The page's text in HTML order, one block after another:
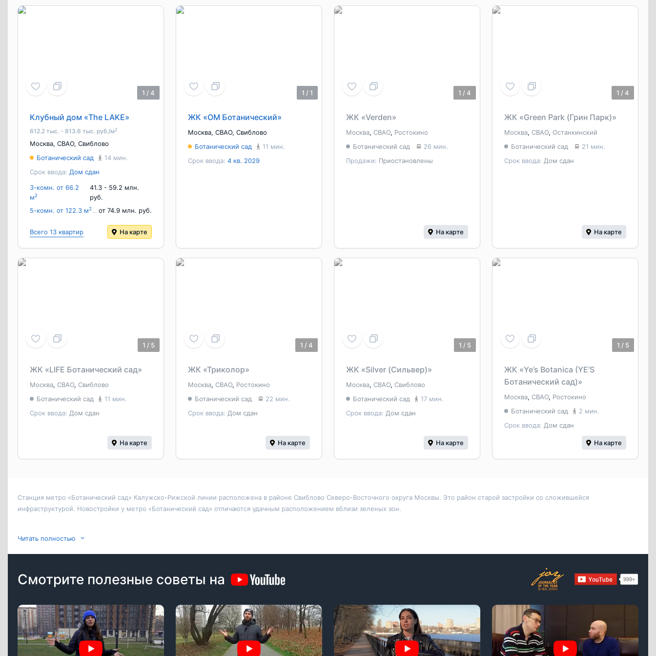
Станция метро «Ботанический сад» Калужско-Рижской линии расположена в районе Свиблово Северо-Восточного округа Москвы. Это район старой застройки со сложившейся
инфраструктурой. Новостройки у метро «Ботанический сад» отличаются удачным расположением вблизи зеленых зон.
локация не исключение. Купить квартиру от застройщика можно не только в апарт-комплексе, но и в стандартных «высотках» и МФК. Строительство ведется по монолитной и кирпично-
монолитной технологиям.
Квартиры в новостройках у метро «Ботанический сад» отличаются разнообразием планировок и просторными площадями. Здесь есть большой выбор, как малогабаритных квартир, так и
просторных 3-4-комнатных. Во всех комплексах предусмотрено наличие объектов инфраструктуры и паркингов. Застройщиками выступают известные компании «ПИК», ГК «Пионер», «Бест-
квадратного метра немного ниже.
Инфраструктура хорошо развита. Рядом с метро расположен Ботанический сад, экспозиции которого радуют москвичей и гостей города. В районе действуют 8 школ, 10 детских садов, две
музыкальные школы, три ВУЗа, Центр спортивного и творческого развития «Радуга-Свиблово», кинотеатр «Сатурн». Медицинское обслуживание осуществляют две поликлиники, детская
больница, медицинские центры. Работают множество магазинов различных форматов, кафе, рестораны, спортивный комплекс «Каскад», фитнес-центры.
Читать полностью
1 /4
Клубный дом «The LAKE»
612.2 тыс. - 813.6 тыс. руб./м2
Москва, СВАО, Свиблово
Срок ввода: Дом сдан
Ботанический сад 14 мин.
3-комн. от 66.2
м2
41.3 - 59.2 млн.
руб.
5-комн. от 122.3 м2 от 74.9 млн. руб.
Всего 13 квартир На карте
1 /1
ЖК «ОМ Ботанический»
Москва, СВАО, Свиблово
Срок ввода: 4 кв. 2029
Ботанический сад 11 мин.
1 /4
ЖК «Verden»
Москва, СВАО, Ростокино
Продажи: Приостановлены
Ботанический сад 26 мин.
На карте
1 /4
ЖК «Green Park (Грин Парк)»
Москва, СВАО, Останкинский
Срок ввода: Дом сдан
Ботанический сад 21 мин.
На карте
1 / 5
ЖК «LIFE Ботанический сад»
Москва, СВАО, Свиблово
Срок ввода: Дом сдан
Ботанический сад 11 мин.
На карте
1 /4
ЖК «Триколор»
Москва, СВАО, Ростокино
Срок ввода: Дом сдан
Ботанический сад 22 мин.
На карте
1 / 5
ЖК «Silver (Сильвер)»
Москва, СВАО, Свиблово
Срок ввода: Дом сдан
Ботанический сад 17 мин.
На карте
1 / 5
ЖК «Ye’s Botanica (YE’S
Ботанический сад)»
Москва, СВАО, Ростокино
Срок ввода: Дом сдан
Ботанический сад 2 мин.
На карте
Смотрите полезные советы на